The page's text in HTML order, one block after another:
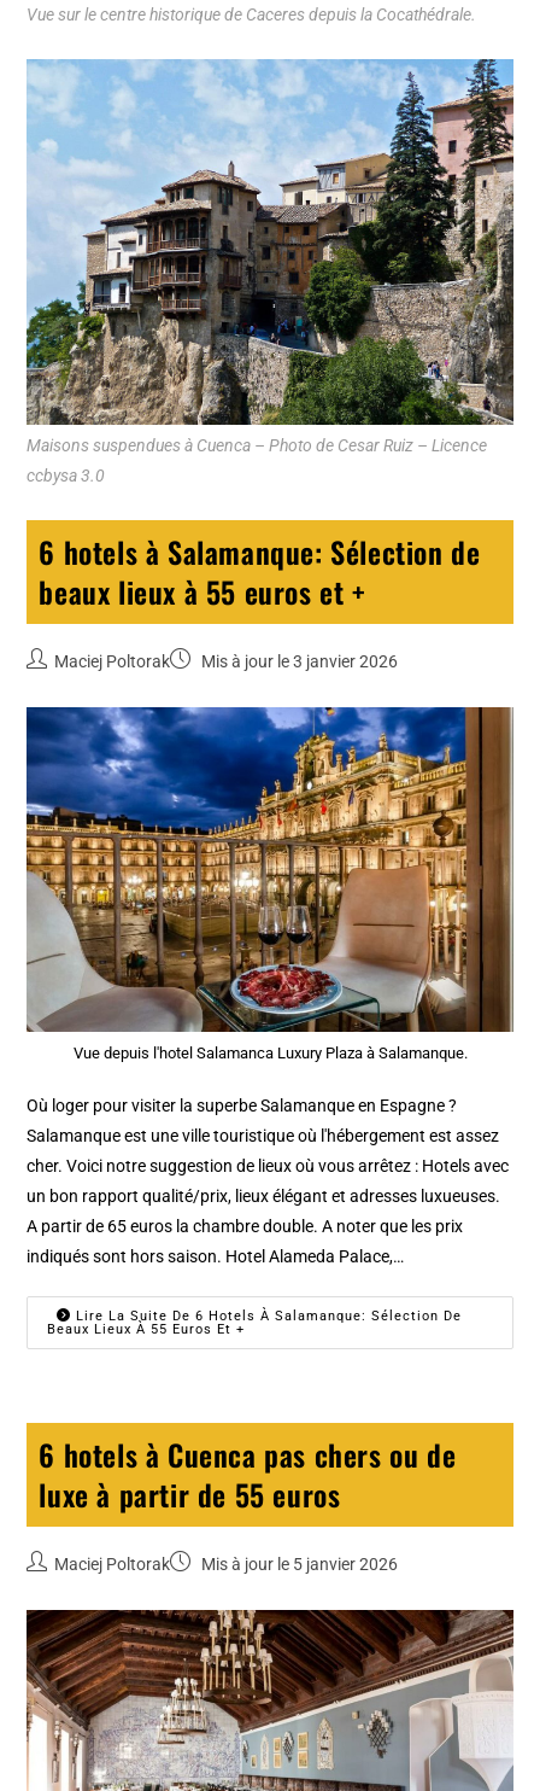
Vue sur le centre historique de Caceres depuis la Cocathédrale.
Maisons suspendues à Cuenca – Photo de Cesar Ruiz – Licence
ccbysa 3.0
6 hotels à Salamanque: Sélection de
beaux lieux à 55 euros et +
Maciej Poltorak Mis à jour le 3 janvier 2026
Vue depuis l'hotel Salamanca Luxury Plaza à Salamanque.
Où loger pour visiter la superbe Salamanque en Espagne ?
Salamanque est une ville touristique où l'hébergement est assez
cher. Voici notre suggestion de lieux où vous arrêtez : Hotels avec
un bon rapport qualité/prix, lieux élégant et adresses luxueuses.
A partir de 65 euros la chambre double. A noter que les prix
indiqués sont hors saison. Hotel Alameda Palace,…
Lire La Suite De 6 Hotels À Salamanque: Sélection De
Beaux Lieux À 55 Euros Et +
6 hotels à Cuenca pas chers ou de
luxe à partir de 55 euros
Maciej Poltorak Mis à jour le 5 janvier 2026